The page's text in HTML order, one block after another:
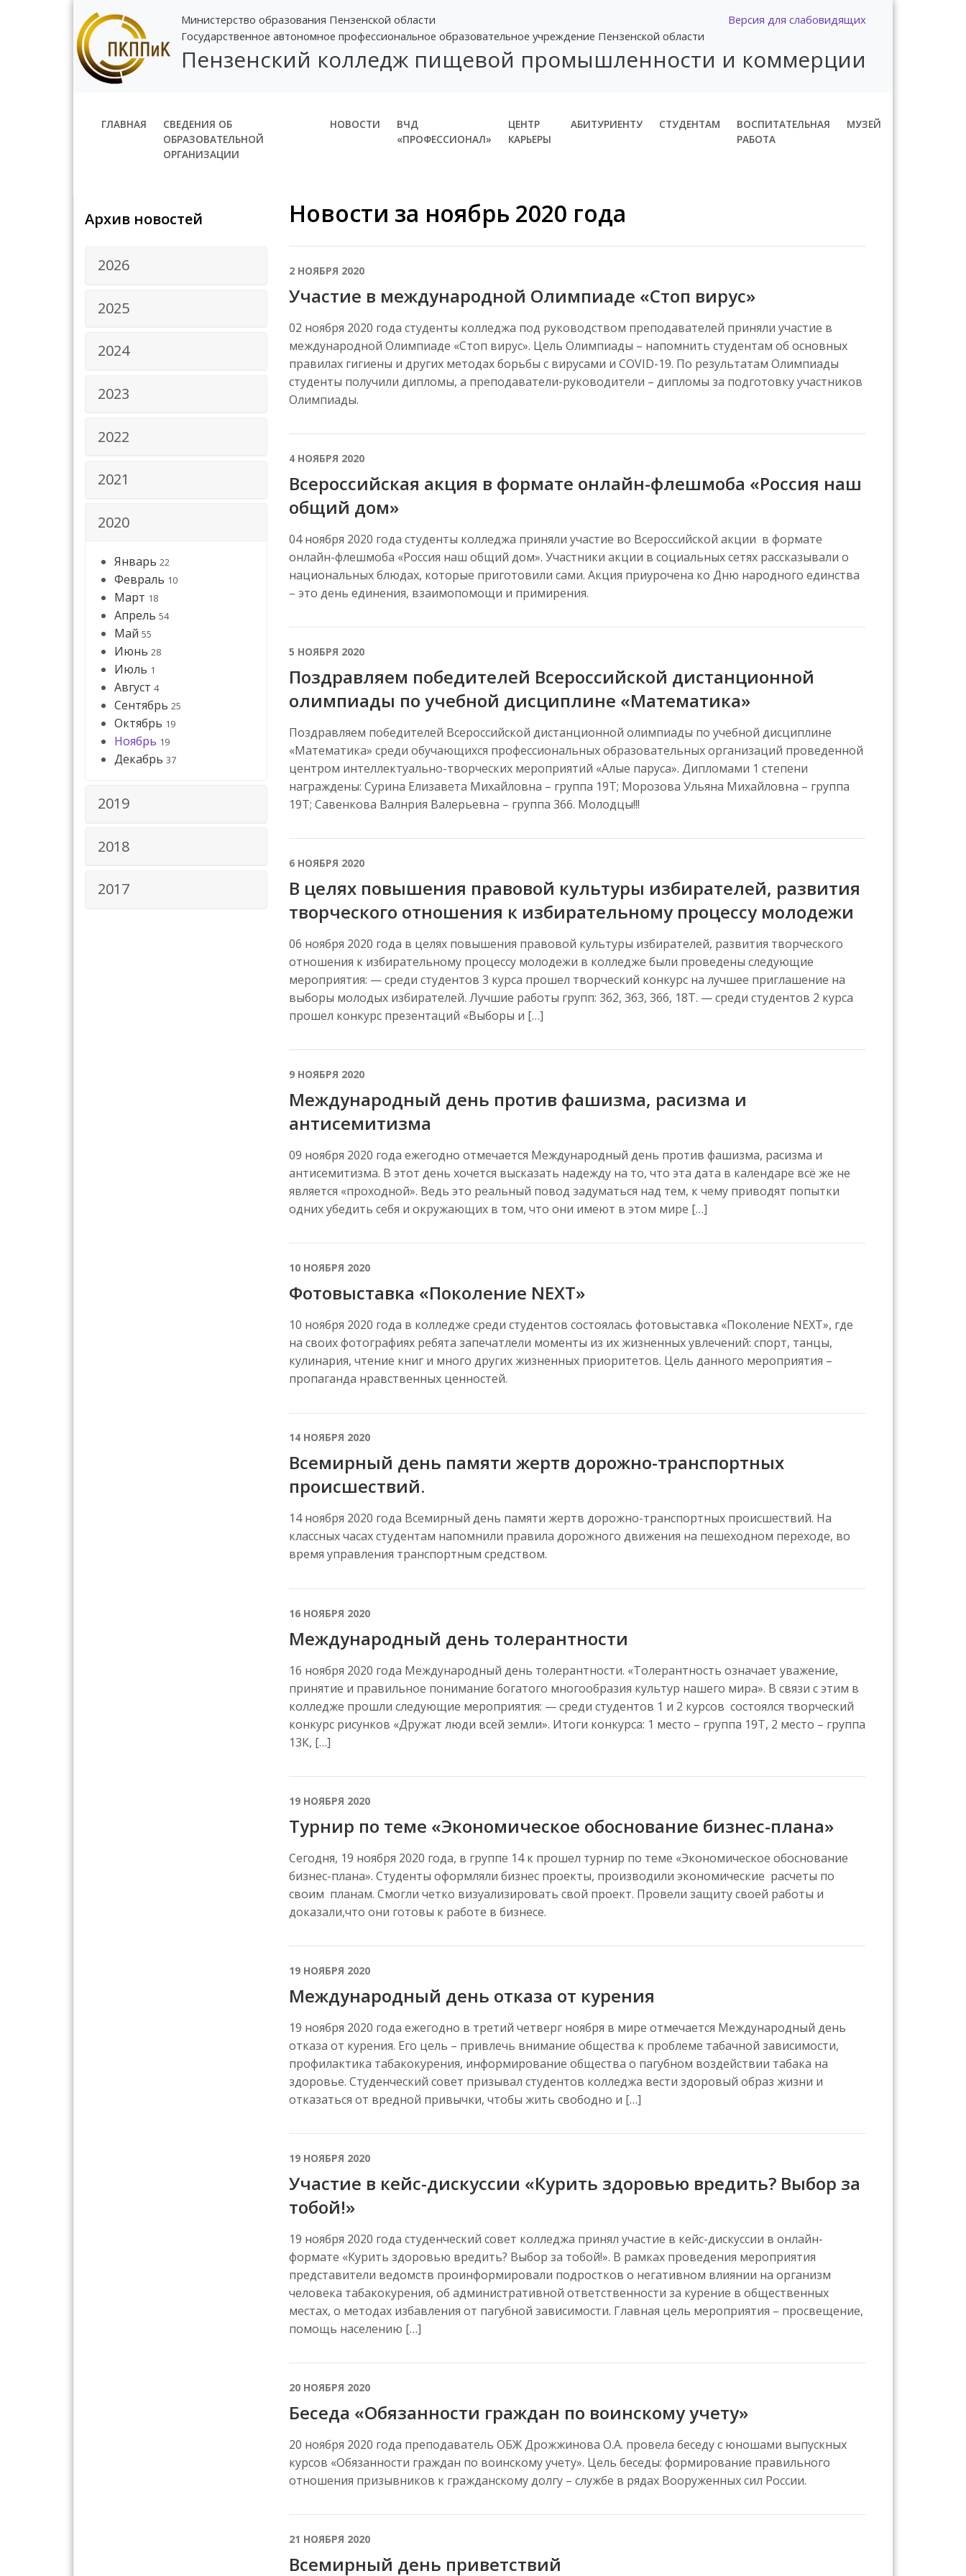
Версия для слабовидящих
Министерство образования Пензенской области
Государственное автономное профессиональное образовательное учреждение Пензенской области
Пензенский колледж пищевой промышленности и коммерции
ГЛАВНАЯ
СВЕДЕНИЯ ОБ
ОБРАЗОВАТЕЛЬНОЙ
ОРГАНИЗАЦИИ
НОВОСТИ
ВЧД
«ПРОФЕССИОНАЛ»
ЦЕНТР
КАРЬЕРЫ
АБИТУРИЕНТУ СТУДЕНТАМ
ВОСПИТАТЕЛЬНАЯ
РАБОТА
МУЗЕЙ
Архив новостей
2026
2025
2024
2023
2022
2021
2020
Январь 22
Февраль 10
Март 18
Апрель 54
Май 55
Июнь 28
Июль 1
Август 4
Сентябрь 25
Октябрь 19
Ноябрь 19
Декабрь 37
2019
2018
2017
Новости за ноябрь 2020 года
2 НОЯБРЯ 2020
Участие в международной Олимпиаде «Стоп вирус»
02 ноября 2020 года студенты колледжа под руководством преподавателей приняли участие в
международной Олимпиаде «Стоп вирус». Цель Олимпиады – напомнить студентам об основных
правилах гигиены и других методах борьбы с вирусами и COVID-19. По результатам Олимпиады
студенты получили дипломы, а преподаватели-руководители – дипломы за подготовку участников
Олимпиады.
4 НОЯБРЯ 2020
Всероссийская акция в формате онлайн-флешмоба «Россия наш
общий дом»
04 ноября 2020 года студенты колледжа приняли участие во Всероссийской акции в формате
онлайн-флешмоба «Россия наш общий дом». Участники акции в социальных сетях рассказывали о
национальных блюдах, которые приготовили сами. Акция приурочена ко Дню народного единства
– это день единения, взаимопомощи и примирения.
5 НОЯБРЯ 2020
Поздравляем победителей Всероссийской дистанционной
олимпиады по учебной дисциплине «Математика»
Поздравляем победителей Всероссийской дистанционной олимпиады по учебной дисциплине
«Математика» среди обучающихся профессиональных образовательных организаций проведенной
центром интеллектуально-творческих мероприятий «Алые паруса». Дипломами 1 степени
награждены: Сурина Елизавета Михайловна – группа 19Т; Морозова Ульяна Михайловна – группа
19Т; Савенкова Валнрия Валерьевна – группа 366. Молодцы!!!
6 НОЯБРЯ 2020
В целях повышения правовой культуры избирателей, развития
творческого отношения к избирательному процессу молодежи
06 ноября 2020 года в целях повышения правовой культуры избирателей, развития творческого
отношения к избирательному процессу молодежи в колледже были проведены следующие
мероприятия: — среди студентов 3 курса прошел творческий конкурс на лучшее приглашение на
выборы молодых избирателей. Лучшие работы групп: 362, 363, 366, 18Т. — среди студентов 2 курса
прошел конкурс презентаций «Выборы и […]
9 НОЯБРЯ 2020
Международный день против фашизма, расизма и
антисемитизма
09 ноября 2020 года ежегодно отмечается Международный день против фашизма, расизма и
антисемитизма. В этот день хочется высказать надежду на то, что эта дата в календаре всё же не
является «проходной». Ведь это реальный повод задуматься над тем, к чему приводят попытки
одних убедить себя и окружающих в том, что они имеют в этом мире […]
10 НОЯБРЯ 2020
Фотовыставка «Поколение NEXT»
10 ноября 2020 года в колледже среди студентов состоялась фотовыставка «Поколение NEXT», где
на своих фотографиях ребята запечатлели моменты из их жизненных увлечений: спорт, танцы,
кулинария, чтение книг и много других жизненных приоритетов. Цель данного мероприятия –
пропаганда нравственных ценностей.
14 НОЯБРЯ 2020
Всемирный день памяти жертв дорожно-транспортных
происшествий.
14 ноября 2020 года Всемирный день памяти жертв дорожно-транспортных происшествий. На
классных часах студентам напомнили правила дорожного движения на пешеходном переходе, во
время управления транспортным средством.
16 НОЯБРЯ 2020
Международный день толерантности
16 ноября 2020 года Международный день толерантности. «Толерантность означает уважение,
принятие и правильное понимание богатого многообразия культур нашего мира». В связи с этим в
колледже прошли следующие мероприятия: — среди студентов 1 и 2 курсов состоялся творческий
конкурс рисунков «Дружат люди всей земли». Итоги конкурса: 1 место – группа 19Т, 2 место – группа
13К, […]
19 НОЯБРЯ 2020
Турнир по теме «Экономическое обоснование бизнес-плана»
Сегодня, 19 ноября 2020 года, в группе 14 к прошел турнир по теме «Экономическое обоснование
бизнес-плана». Студенты оформляли бизнес проекты, производили экономические расчеты по
своим планам. Смогли четко визуализировать свой проект. Провели защиту своей работы и
доказали,что они готовы к работе в бизнесе.
19 НОЯБРЯ 2020
Международный день отказа от курения
19 ноября 2020 года ежегодно в третий четверг ноября в мире отмечается Международный день
отказа от курения. Его цель – привлечь внимание общества к проблеме табачной зависимости,
профилактика табакокурения, информирование общества о пагубном воздействии табака на
здоровье. Студенческий совет призывал студентов колледжа вести здоровый образ жизни и
отказаться от вредной привычки, чтобы жить свободно и […]
19 НОЯБРЯ 2020
Участие в кейс-дискуссии «Курить здоровью вредить? Выбор за
тобой!»
19 ноября 2020 года студенческий совет колледжа принял участие в кейс-дискуссии в онлайн-
формате «Курить здоровью вредить? Выбор за тобой!». В рамках проведения мероприятия
представители ведомств проинформировали подростков о негативном влиянии на организм
человека табакокурения, об административной ответственности за курение в общественных
местах, о методах избавления от пагубной зависимости. Главная цель мероприятия – просвещение,
помощь населению […]
20 НОЯБРЯ 2020
Беседа «Обязанности граждан по воинскому учету»
20 ноября 2020 года преподаватель ОБЖ Дрожжинова О.А. провела беседу с юношами выпускных
курсов «Обязанности граждан по воинскому учету». Цель беседы: формирование правильного
отношения призывников к гражданскому долгу – службе в рядах Вооруженных сил России.
21 НОЯБРЯ 2020
Всемирный день приветствий